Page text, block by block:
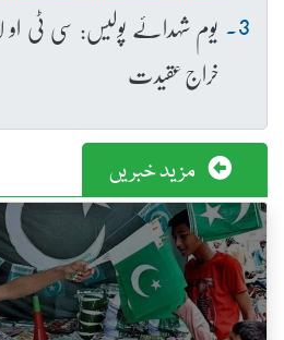
یوم شہدائے پولیس: سی ٹی او
خراج عقیدت
مزید خبریں